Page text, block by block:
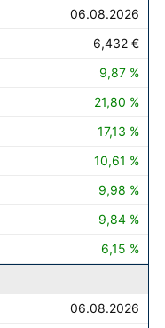
06.08.2026
6,432 €
9,87 %
21,80 %
17,13 %
10,61 %
9,98 %
9,84 %
6,15 %
06.08.2026